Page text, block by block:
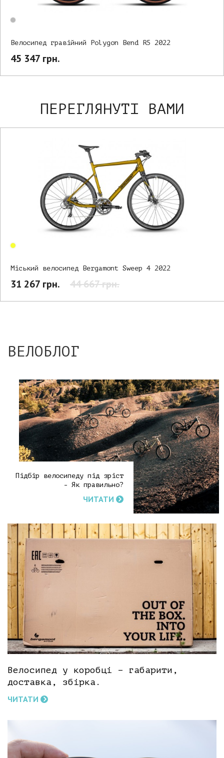
Велосипед гравійний Polygon Bend R5 2022
45 347 грн.
ПЕРЕГЛЯНУТІ ВАМИ
Міський велосипед Bergamont Sweep 4 2022
31 267 грн. 44 667 грн.
ВЕЛОБЛОГ
Підбір велосипеду під зріст
- Як правильно?
ЧИТАТИ
Велосипед у коробці – габарити,
доставка, збірка.
ЧИТАТИ